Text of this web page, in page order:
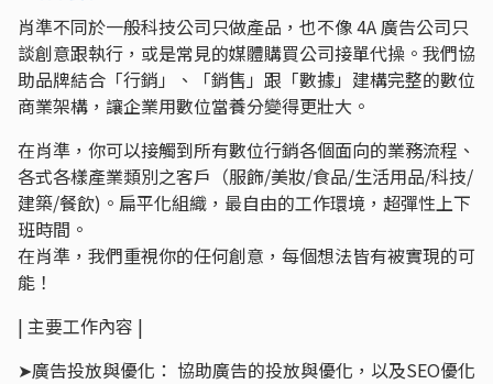
肖準不同於一般科技公司只做產品，也不像 4A 廣告公司只
談創意跟執行，或是常見的媒體購買公司接單代操。我們協
助品牌結合「行銷」、「銷售」跟「數據」建構完整的數位
商業架構，讓企業用數位當養分變得更壯大。
在肖準，你可以接觸到所有數位行銷各個面向的業務流程、
各式各樣產業類別之客戶（服飾/美妝/食品/生活用品/科技/
建築/餐飲)。扁平化組織，最自由的工作環境，超彈性上下
班時間。
在肖準，我們重視你的任何創意，每個想法皆有被實現的可
能！
| 主要工作內容 |
➤廣告投放與優化： 協助廣告的投放與優化，以及SEO優化